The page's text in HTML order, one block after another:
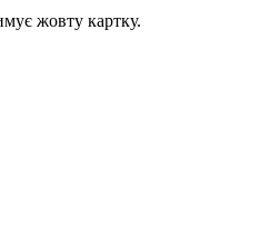
жовту картку.